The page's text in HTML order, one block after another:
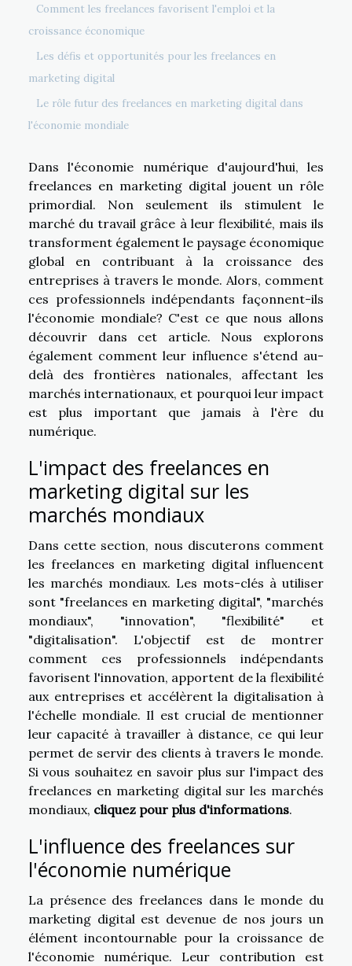
Comment les freelances favorisent l'emploi et la
croissance économique
Les défis et opportunités pour les freelances en
marketing digital
Le rôle futur des freelances en marketing digital dans
l'économie mondiale
Dans l'économie numérique d'aujourd'hui, les
freelances en marketing digital jouent un rôle
primordial. Non seulement ils stimulent le
marché du travail grâce à leur flexibilité, mais ils
transforment également le paysage économique
global en contribuant à la croissance des
entreprises à travers le monde. Alors, comment
ces professionnels indépendants façonnent-ils
l'économie mondiale? C'est ce que nous allons
découvrir dans cet article. Nous explorons
également comment leur influence s'étend au-
delà des frontières nationales, affectant les
marchés internationaux, et pourquoi leur impact
est plus important que jamais à l'ère du
numérique.
L'impact des freelances en
marketing digital sur les
marchés mondiaux
Dans cette section, nous discuterons comment
les freelances en marketing digital influencent
les marchés mondiaux. Les mots-clés à utiliser
sont "freelances en marketing digital", "marchés
mondiaux", "innovation", "flexibilité" et
"digitalisation". L'objectif est de montrer
comment ces professionnels indépendants
favorisent l'innovation, apportent de la flexibilité
aux entreprises et accélèrent la digitalisation à
l'échelle mondiale. Il est crucial de mentionner
leur capacité à travailler à distance, ce qui leur
permet de servir des clients à travers le monde.
Si vous souhaitez en savoir plus sur l'impact des
freelances en marketing digital sur les marchés
mondiaux, cliquez pour plus d'informations.
L'influence des freelances sur
l'économie numérique
La présence des freelances dans le monde du
marketing digital est devenue de nos jours un
élément incontournable pour la croissance de
l'économie numérique. Leur contribution est